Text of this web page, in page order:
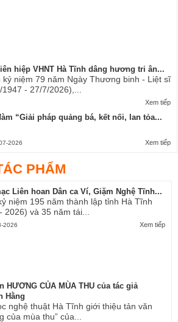
hiệp VHNT Hà Tĩnh dâng hương tri ân...
kỷ niệm 79 năm Ngày Thương binh - Liệt sĩ
- 27/7/2026),...
Xem tiếp
“Giải pháp quảng bá, kết nối, lan tỏa...
Xem tiếp
2026
PHẨM
Liên hoan Dân ca Ví, Giặm Nghệ Tĩnh...
niệm 195 năm thành lập tỉnh Hà Tĩnh
2026) và 35 năm tái...
Xem tiếp
2026
HƯƠNG CỦA MÙA THU của tác giả
Hằng
nghệ thuật Hà Tĩnh giới thiệu tản văn
của mùa thu” của...